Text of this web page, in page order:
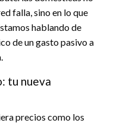
falla, sino en lo que
hablando de
de un gasto pasivo a
tu nueva
precios como los